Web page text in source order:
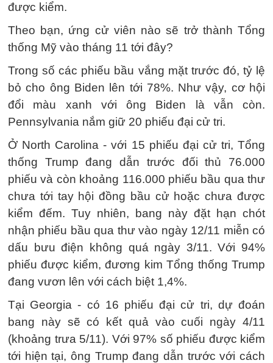
được kiểm.
Theo bạn, ứng cử viên nào sẽ trở thành Tổng
thống Mỹ vào tháng 11 tới đây?
Trong số các phiếu bầu vắng mặt trước đó, tỷ lệ
bỏ cho ông Biden lên tới 78%. Như vậy, cơ hội
đổi màu xanh với ông Biden là vẫn còn.
Pennsylvania nắm giữ 20 phiếu đại cử tri.
Ở North Carolina - với 15 phiếu đại cử tri, Tổng
thống Trump đang dẫn trước đối thủ 76.000
phiếu và còn khoảng 116.000 phiếu bầu qua thư
chưa tới tay hội đồng bầu cử hoặc chưa được
kiểm đếm. Tuy nhiên, bang này đặt hạn chót
nhận phiếu bầu qua thư vào ngày 12/11 miễn có
dấu bưu điện không quá ngày 3/11. Với 94%
phiếu được kiểm, đương kim Tổng thống Trump
đang vươn lên với cách biệt 1,4%.
Tại Georgia - có 16 phiếu đại cử tri, dự đoán
bang này sẽ có kết quả vào cuối ngày 4/11
(khoảng trưa 5/11). Với 97% số phiếu được kiểm
tới hiện tại, ông Trump đang dẫn trước với cách